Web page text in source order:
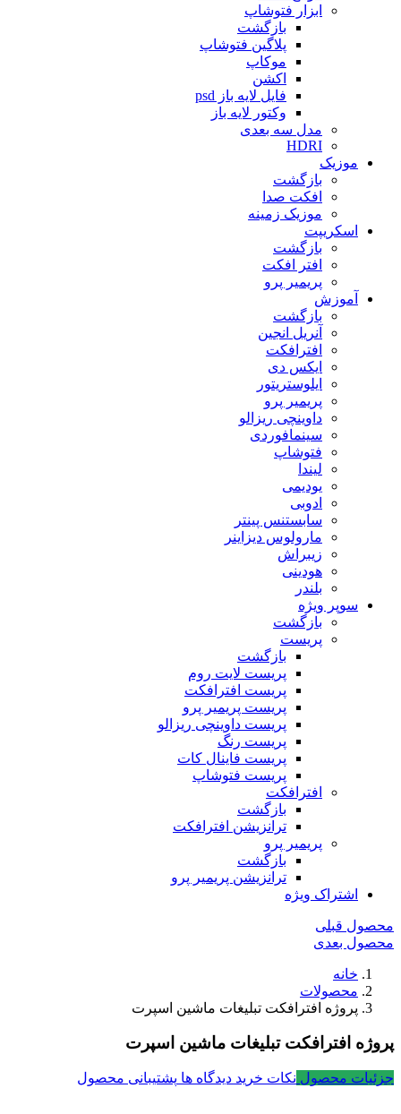
ابزار فتوشاپ
بازگشت
پلاگین فتوشاپ
موکاپ
اکشن
فایل لایه باز psd
وکتور لایه باز
مدل سه بعدی
HDRI
موزیک
بازگشت
افکت صدا
موزیک زمینه
اسکریپت
بازگشت
افتر افکت
پریمیر پرو
آموزش
بازگشت
آنریل انجین
افترافکت
ایکس دی
ایلوستریتور
پریمیر پرو
داوینچی ریزالو
سینمافوردی
فتوشاپ
لیندا
یودیمی
ادوبی
سابستنس پینتر
مارولوس دیزاینر
زیبراش
هودینی
بلندر
سوپر ویژه
بازگشت
پریست
بازگشت
پریست لایت روم
پریست افترافکت
پریست پریمیر پرو
پریست داوینچی ریزالو
پریست رنگ
پریست فاینال کات
پریست فتوشاپ
افترافکت
بازگشت
ترانزیشن افترافکت
پریمیر پرو
بازگشت
ترانزیشن پریمیر پرو
اشتراک ویژه
محصول قبلی
محصول بعدی
خانه
محصولات
پروژه افترافکت تبلیغات ماشین اسپرت
پروژه افترافکت تبلیغات ماشین اسپرت
جزئیات محصول نکات خرید دیدگاه ها پشتیبانی محصول